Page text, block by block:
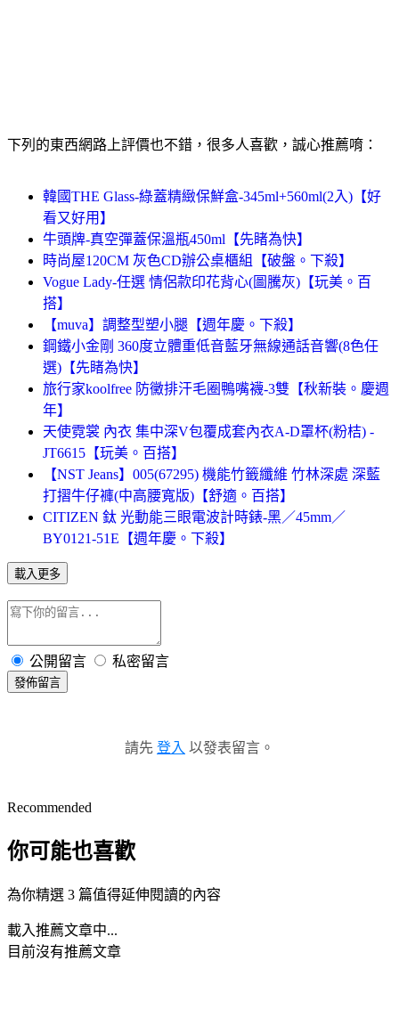
下列的東西網路上評價也不錯，很多人喜歡，誠心推薦唷：
韓國THE Glass-綠蓋精緻保鮮盒-345ml+560ml(2入)【好
看又好用】
牛頭牌-真空彈蓋保溫瓶450ml【先睹為快】
時尚屋120CM 灰色CD辦公桌櫃組【破盤。下殺】
Vogue Lady-任選 情侶款印花背心(圖騰灰)【玩美。百
搭】
【muva】調整型塑小腿【週年慶。下殺】
鋼鐵小金剛 360度立體重低音藍牙無線通話音響(8色任
選)【先睹為快】
旅行家koolfree 防黴排汗毛圈鴨嘴襪-3雙【秋新裝。慶週
年】
天使霓裳 內衣 集中深V包覆成套內衣A-D罩杯(粉桔) -
JT6615【玩美。百搭】
【NST Jeans】005(67295) 機能竹籤纖維 竹林深處 深藍
打摺牛仔褲(中高腰寬版)【舒適。百搭】
CITIZEN 鈦 光動能三眼電波計時錶-黑／45mm／
BY0121-51E【週年慶。下殺】
載入更多
公開留言 私密留言
發佈留言
請先 登入 以發表留言。
Recommended
你可能也喜歡
為你精選 3 篇值得延伸閱讀的內容
載入推薦文章中...
目前沒有推薦文章